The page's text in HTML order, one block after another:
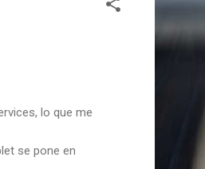
lo que me
se pone en